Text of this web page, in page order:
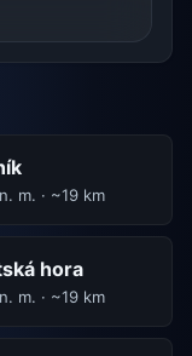
m. · ~19 km
hora
m. · ~19 km